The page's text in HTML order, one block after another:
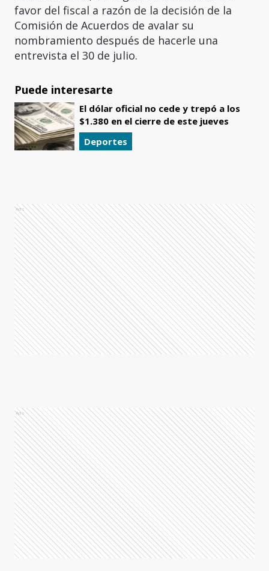
favor del fiscal a razón de la decisión de la
Comisión de Acuerdos de avalar su
nombramiento después de hacerle una
entrevista el 30 de julio.
Puede interesarte
El dólar oficial no cede y trepó a los
$1.380 en el cierre de este jueves
Deportes
Ads
Ads